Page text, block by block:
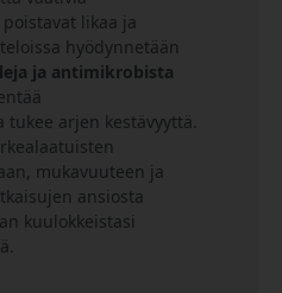
likaa ja
hyödynnetään
ja antimikrobista
arjen kestävyyttä.
mukavuuteen ja
ansiosta
kuulokkeistasi